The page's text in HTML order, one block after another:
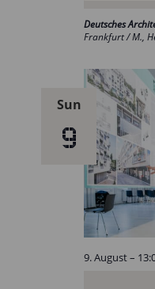
Deutsches
Frankfurt / M.,
Sun
9
9. August –